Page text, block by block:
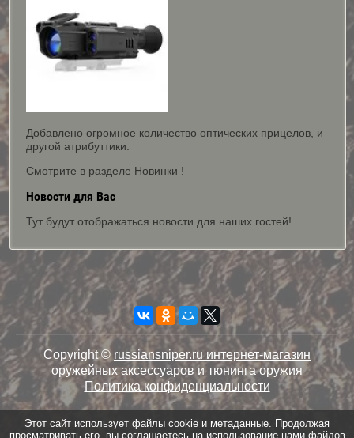
Этот сайт использует файлы cookie и метаданные. Продолжая
просматривать его, вы соглашаетесь на использование нами файлов
Добавлено огромное количество оптических прицелов, и
другой атрибуттики.
Смотрите в разделе Новинки !
Новости для Вас
Тут будут отображаться новости для наших гостей!
Copyright © russiansniper.ru интернет-магазин
оружейных аксессуаров и тюнинга оружия
Политика конфиденциальности